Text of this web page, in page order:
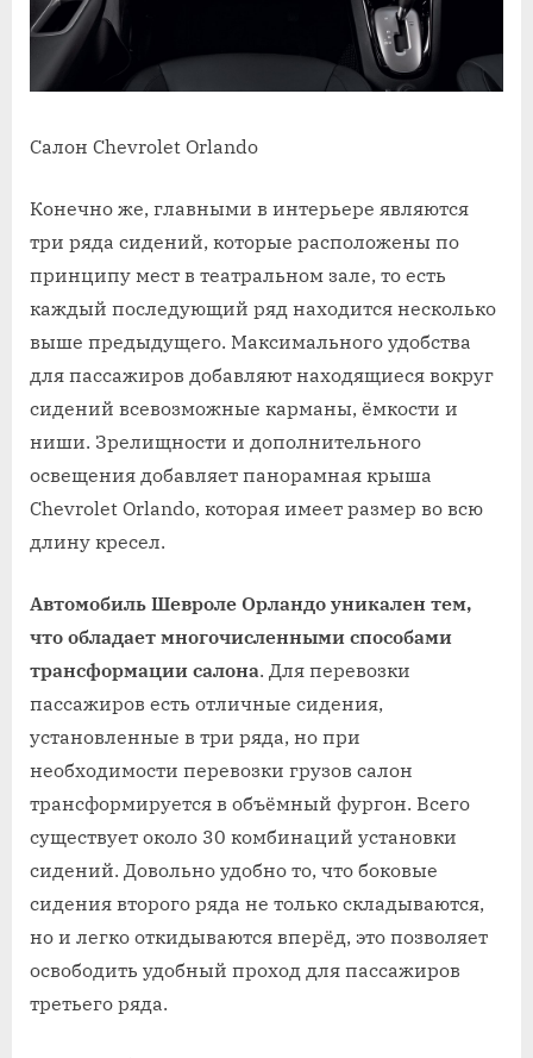
Салон Chevrolet Orlando
Конечно же, главными в интерьере являются
три ряда сидений, которые расположены по
принципу мест в театральном зале, то есть
каждый последующий ряд находится несколько
выше предыдущего. Максимального удобства
для пассажиров добавляют находящиеся вокруг
сидений всевозможные карманы, ёмкости и
ниши. Зрелищности и дополнительного
освещения добавляет панорамная крыша
Chevrolet Orlando, которая имеет размер во всю
длину кресел.
Автомобиль Шевроле Орландо уникален тем,
что обладает многочисленными способами
трансформации салона. Для перевозки
пассажиров есть отличные сидения,
установленные в три ряда, но при
необходимости перевозки грузов салон
трансформируется в объёмный фургон. Всего
существует около 30 комбинаций установки
сидений. Довольно удобно то, что боковые
сидения второго ряда не только складываются,
но и легко откидываются вперёд, это позволяет
освободить удобный проход для пассажиров
третьего ряда.